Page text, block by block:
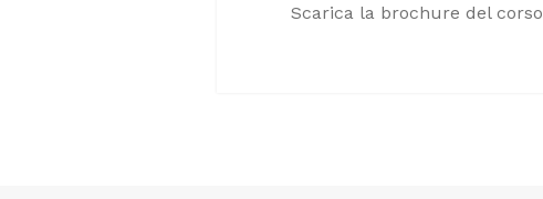
Scarica la brochure del corso